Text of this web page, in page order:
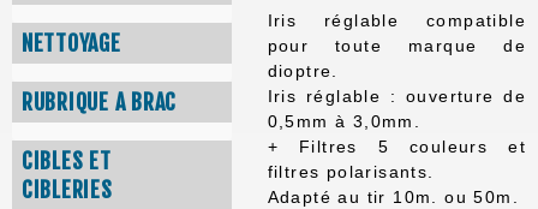
NETTOYAGE
RUBRIQUE A BRAC
CIBLES ET
CIBLERIES
Iris réglable compatible
pour toute marque de
dioptre.
Iris réglable : ouverture de
0,5mm à 3,0mm.
+ Filtres 5 couleurs et
filtres polarisants.
Adapté au tir 10m. ou 50m.